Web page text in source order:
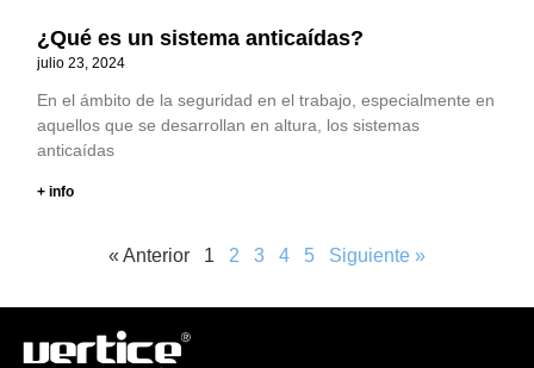
¿Qué es un sistema anticaídas?
julio 23, 2024
En el ámbito de la seguridad en el trabajo, especialmente en
aquellos que se desarrollan en altura, los sistemas
anticaídas
+ info
« Anterior 1 2 3 4 5 Siguiente »